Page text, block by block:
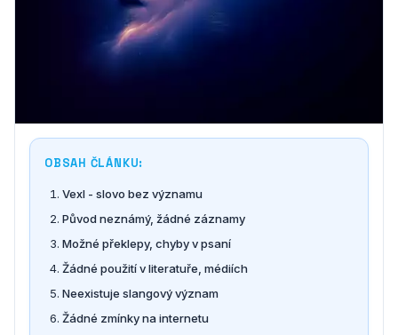
OBSAH ČLÁNKU:
Vexl - slovo bez významu
Původ neznámý, žádné záznamy
Možné překlepy, chyby v psaní
Žádné použití v literatuře, médiích
Neexistuje slangový význam
Žádné zmínky na internetu